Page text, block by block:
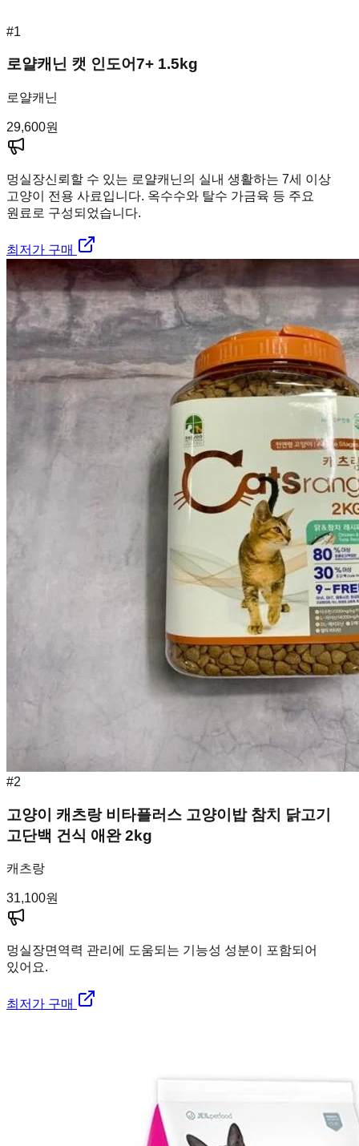
#1
로얄캐닌 캣 인도어7+ 1.5kg
로얄캐닌
29,600원
멍실장신뢰할 수 있는 로얄캐닌의 실내 생활하는 7세 이상
고양이 전용 사료입니다. 옥수수와 탈수 가금육 등 주요
원료로 구성되었습니다.
최저가 구매
#2
고양이 캐츠랑 비타플러스 고양이밥 참치 닭고기
고단백 건식 애완 2kg
캐츠랑
31,100원
멍실장면역력 관리에 도움되는 기능성 성분이 포함되어
있어요.
최저가 구매